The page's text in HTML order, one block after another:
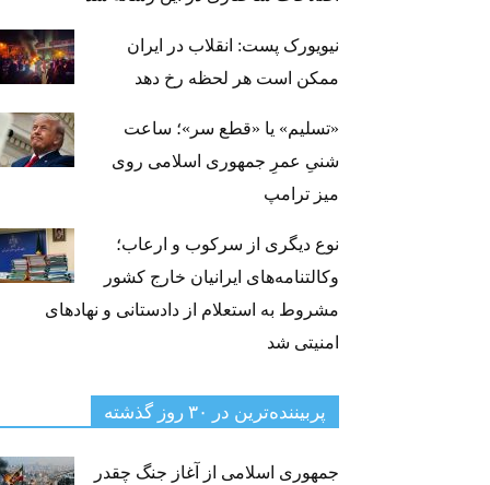
نیویورک پست: انقلاب در ایران
ممکن است هر لحظه رخ دهد
«تسلیم» یا «قطع سر»؛ ساعت
شنیِ عمرِ جمهوری اسلامی روی
میز ترامپ
نوع دیگری از سرکوب و ارعاب؛
وکالتنامه‌های ایرانیان خارج کشور
مشروط به استعلام از دادستانی و نهادهای
امنیتی شد
پربیننده‌ترین‌ در ۳۰ روز گذشته
جمهوری اسلامی از آغاز جنگ چقدر